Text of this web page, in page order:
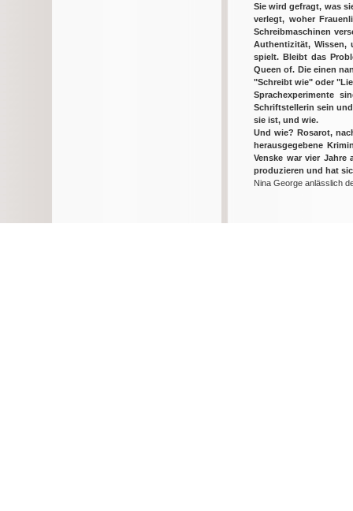
Sie wird gefragt, was
verlegt, woher
Schreibmaschinen
Authentizität, Wissen,
spielt. Bleibt das
Queen of. Die einen
"Schreibt wie" oder
Sprachexperimente
Schriftstellerin sein
sie ist, und wie.
Und wie? Rosarot,
herausgegebene
Venske war vier
produzieren und hat
Nina George anlässlich